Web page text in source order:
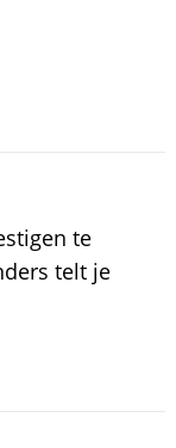
te
telt je